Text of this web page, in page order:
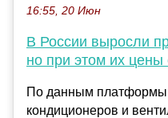
16:55, 20 Июн
В России выросли
но при этом их цены
По данным платформы
кондиционеров и